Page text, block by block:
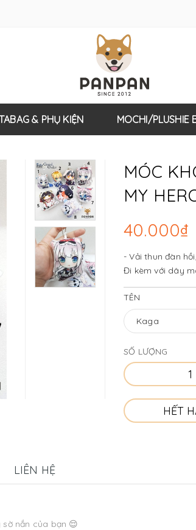
& PHỤ KIỆN MOCHI/PLUSHIE
MÓC
MY
40.000₫
- Vải thun đàn
Đi kèm với dây
TÊN
SỐ LƯỢNG
HẾT
LIÊN HỆ
nắn của bạn 😌